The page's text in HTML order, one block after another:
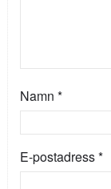
Namn *
E-postadress*